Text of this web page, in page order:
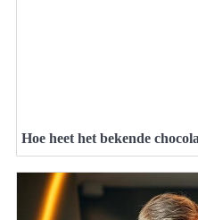
Hoe heet het bekende